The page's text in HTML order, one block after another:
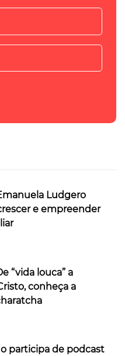
Ludgero
e empreender
“vida louca” a
conheça a
participa de podcast